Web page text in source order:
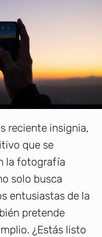
reciente insignia,
que se
la fotografía
solo busca
entusiastas de la
pretende
¿Estás listo